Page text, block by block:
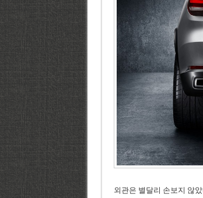
외관은 별달리 손보지 않